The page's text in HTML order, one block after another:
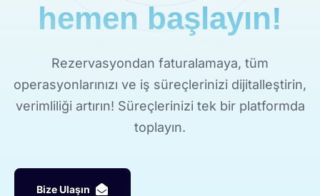
hemen başlayın!
Rezervasyondan faturalamaya, tüm
operasyonlarınızı ve iş süreçlerinizi dijitalleştirin,
verimliliği artırın! Süreçlerinizi tek bir platformda
toplayın.
Bize Ulaşın